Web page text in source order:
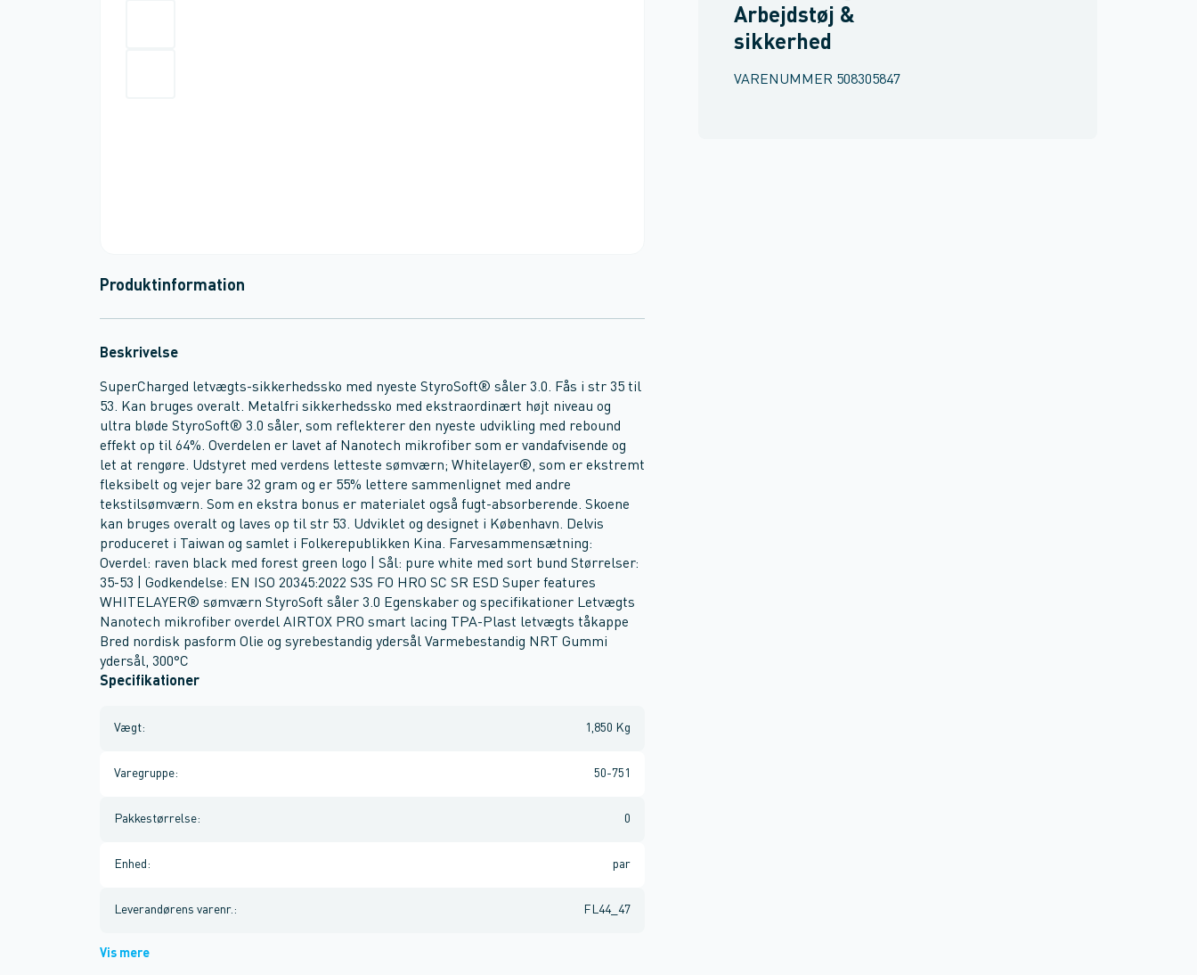
Arbejdstøj &
sikkerhed
VARENUMMER 508305847
Produktinformation
Beskrivelse
SuperCharged letvægts-sikkerhedssko med nyeste StyroSoft® såler 3.0. Fås i str 35 til
53. Kan bruges overalt. Metalfri sikkerhedssko med ekstraordinært højt niveau og
ultra bløde StyroSoft® 3.0 såler, som reflekterer den nyeste udvikling med rebound
effekt op til 64%. Overdelen er lavet af Nanotech mikrofiber som er vandafvisende og
let at rengøre. Udstyret med verdens letteste sømværn; Whitelayer®, som er ekstremt
fleksibelt og vejer bare 32 gram og er 55% lettere sammenlignet med andre
tekstilsømværn. Som en ekstra bonus er materialet også fugt-absorberende. Skoene
kan bruges overalt og laves op til str 53. Udviklet og designet i København. Delvis
produceret i Taiwan og samlet i Folkerepublikken Kina. Farvesammensætning:
Overdel: raven black med forest green logo | Sål: pure white med sort bund Størrelser:
35-53 | Godkendelse: EN ISO 20345:2022 S3S FO HRO SC SR ESD Super features
WHITELAYER® sømværn StyroSoft såler 3.0 Egenskaber og specifikationer Letvægts
Nanotech mikrofiber overdel AIRTOX PRO smart lacing TPA-Plast letvægts tåkappe
Bred nordisk pasform Olie og syrebestandig ydersål Varmebestandig NRT Gummi
ydersål, 300°C
Specifikationer
Vægt: 1,850 Kg
Varegruppe: 50-751
Pakkestørrelse: 0
Enhed : par
Leverandørens varenr. : FL44_47
Vis mere